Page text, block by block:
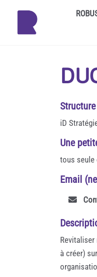
Aller au contenu principal
Structure
iD
Une
tous seule
Email
à créer)